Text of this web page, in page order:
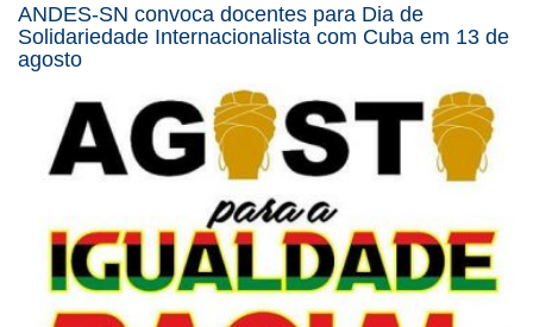
ANDES-SN convoca docentes para Dia de
Solidariedade Internacionalista com Cuba em 13 de
agosto